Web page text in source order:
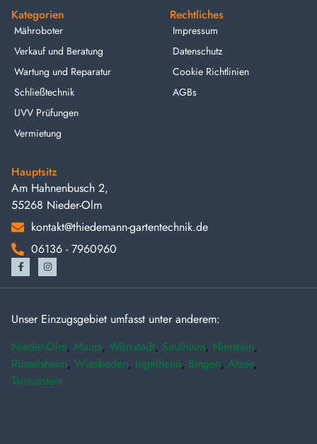
Kategorien
Mähroboter
Verkauf und Beratung
Wartung und Reparatur
Schließtechnik
UVV Prüfungen
Vermietung
Rechtliches
Impressum
Datenschutz
Cookie Richtlinien
AGBs
Hauptsitz
Am Hahnenbusch 2,
55268 Nieder-Olm
kontakt@thiedemann-gartentechnik.de
06136 - 7960960
Unser Einzugsgebiet umfasst unter anderem:
Nieder-Olm, Mainz, Wörrstadt, Saulheim, Nierstein,
Rüsselsheim, Wiesbaden, Ingelheim, Bingen, Alzey,
Taunusstein